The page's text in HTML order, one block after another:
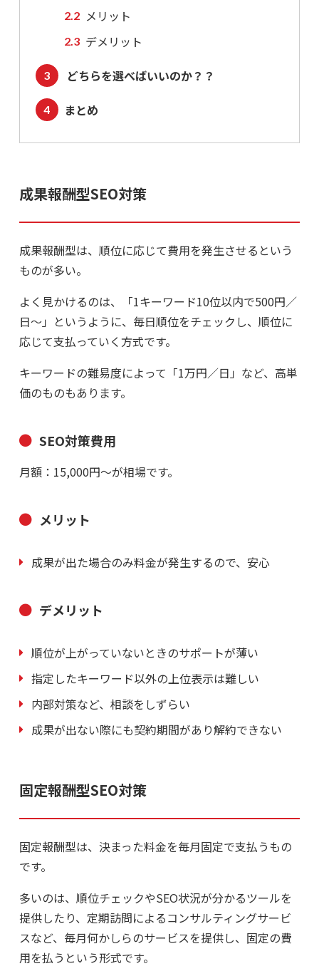
メリット
デメリット
どちらを選べばいいのか？？
まとめ
成果報酬型SEO対策
成果報酬型は、順位に応じて費用を発生させるという
ものが多い。
よく見かけるのは、「1キーワード10位以内で500円／
日～」というように、毎日順位をチェックし、順位に
応じて支払っていく方式です。
キーワードの難易度によって「1万円／日」など、高単
価のものもあります。
SEO対策費用
月額：15,000円～が相場です。
メリット
成果が出た場合のみ料金が発生するので、安心
デメリット
順位が上がっていないときのサポートが薄い
指定したキーワード以外の上位表示は難しい
内部対策など、相談をしずらい
成果が出ない際にも契約期間があり解約できない
固定報酬型SEO対策
固定報酬型は、決まった料金を毎月固定で支払うもの
です。
多いのは、順位チェックやSEO状況が分かるツールを
提供したり、定期訪問によるコンサルティングサービ
スなど、毎月何かしらのサービスを提供し、固定の費
用を払うという形式です。